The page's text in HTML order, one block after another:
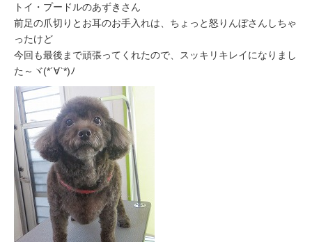
トイ・プードルのあずきさん
前足の爪切りとお耳のお手入れは、ちょっと怒りんぼさんしちゃ
ったけど
今回も最後まで頑張ってくれたので、スッキリキレイになりまし
た～ヾ(*´∀`*)ﾉ